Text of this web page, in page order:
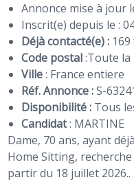
Annonce mise à jour
Inscrit(e) depuis le :
Déjà contacté(e) :
Code postal:Toute la
Ville: France entiere
Réf. Annonce :S-
Disponibilité : Tous
Candidat: MARTINE
Dame, 70 ans, ayant
Home Sitting,
partir du 18 juillet 2026..